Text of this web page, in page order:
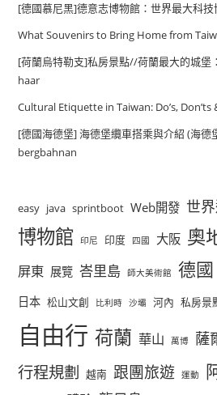
[德國慕尼黑]德意志博物館：世界最大科
What Souvenirs to Bring Home from
[荷蘭烏特勒支]私房景點//荷蘭最大的城堡
haar
Cultural Etiquette in Taiwan: Do’s, Don’ts
[德國海德堡] 海德堡纜車搭乘與介紹 (海
bergbahnan
easy java sprintboot Web開發 世
博物館 印尼 印度 四國 大阪 奧
屏東 展覽 峇里島 師大美術館 德國
日本 松山文創 比利時 沙壩 河內 私房景
自由行 荷蘭 華山 萬博 薩
行程規劃 越南 跟團旅遊 運動